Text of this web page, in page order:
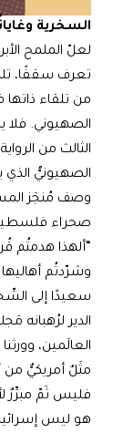
السخرية
‌لعلّ الملمح
تعرف سقفًا،
من تلقاء ذاتها
الصهيوني. فلا
الثالث من
الصهيونيُّ
وصف مُنجَز
صحراء فلسطين
“ألهذا هدمتُم
وشرّدتُم
سعيدًا إلى
الدير لرُهبانه
العالَمين،
مثَلٌ أمريكيٌّ من
فليس ثَمّ مبرِّرٌ
هو ليس